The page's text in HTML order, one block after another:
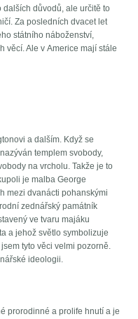
důvodů, ale určitě to
Za posledních dvacet let
státního náboženství,
věcí. Ale v Americe mají stále
a dalším. Když se
templem svobody,
na vrcholu. Takže je to
je malba George
mezi dvanácti pohanskými
zednářský památník
ve tvaru majáku
a jehož světlo symbolizuje
tyto věci velmi pozorně.
ideologii.
prorodinné a prolife hnutí a je